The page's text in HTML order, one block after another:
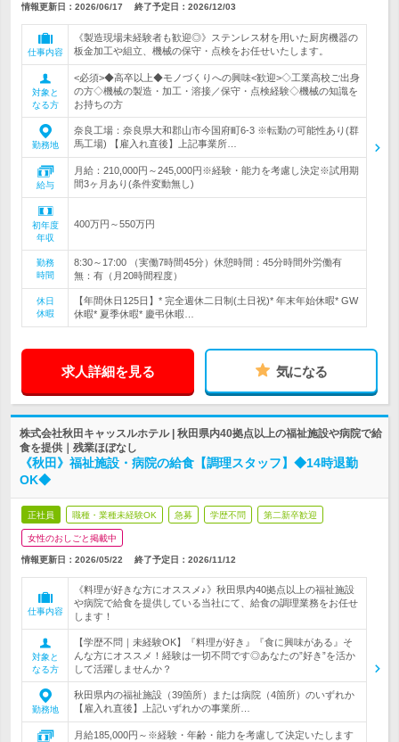
情報更新日：2026/06/17 終了予定日： 2026/12/03
仕事内容
《製造現場未経験者も歓迎◎》ステンレス材を用いた厨房機器の
板金加工や組立、機械の保守・点検をお任せいたします。
対象と
なる方
<必須>◆高卒以上◆モノづくりへの興味<歓迎>◇工業高校ご出身
の方◇機械の製造・加工・溶接／保守・点検経験◇機械の知識を
お持ちの方
勤務地
奈良工場：奈良県大和郡山市今国府町6-3 ※転勤の可能性あり(群
馬工場) 【雇入れ直後】上記事業所…
給与
月給：210,000円～245,000円※経験・能力を考慮し決定※試用期
間3ヶ月あり(条件変動無し)
初年度
年収
400万円～550万円
勤務
時間
8:30～17:00 （実働7時間45分）休憩時間：45分時間外労働有
無：有（月20時間程度）
休日
休暇
【年間休日125日】* 完全週休二日制(土日祝)* 年末年始休暇* GW
休暇* 夏季休暇* 慶弔休暇…
求人詳細を見る 気になる
株式会社秋田キャッスルホテル | 秋田県内40拠点以上の福祉施設や病院で給
食を提供｜残業ほぼなし
《秋田》福祉施設・病院の給食【調理スタッフ】◆14時退勤
OK◆
正社員 職種・業種未経験OK 急募 学歴不問 第二新卒歓迎
女性のおしごと掲載中
情報更新日：2026/05/22 終了予定日： 2026/11/12
仕事内容
《料理が好きな方にオススメ♪》秋田県内40拠点以上の福祉施設
や病院で給食を提供している当社にて、給食の調理業務をお任せ
します！
対象と
なる方
【学歴不問｜未経験OK】『料理が好き』『食に興味がある』そ
んな方にオススメ！経験は一切不問です◎あなたの”好き”を活か
して活躍しませんか？
勤務地
秋田県内の福祉施設（39箇所）または病院（4箇所）のいずれか
【雇入れ直後】上記いずれかの事業所…
月給185,000円～※経験・年齢・能力を考慮して決定いたします